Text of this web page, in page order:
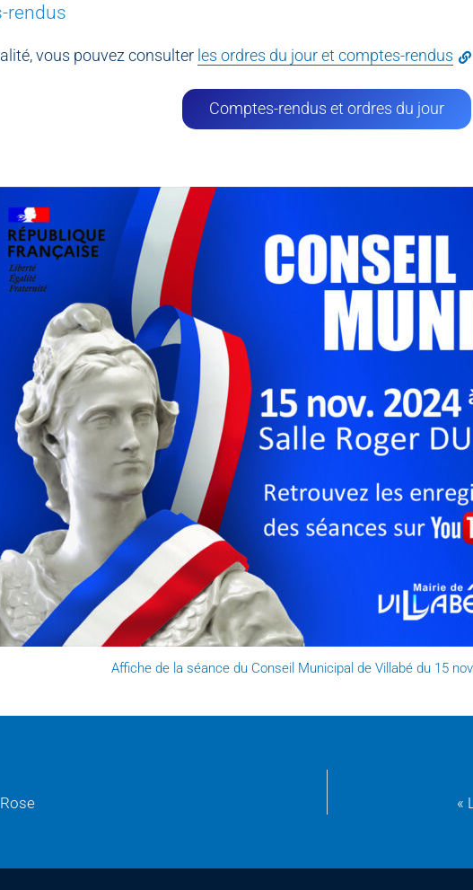
rendus
vous pouvez consulter les ordres du jour et comptes-rendus
Comptes-rendus et ordres du jour
Affiche de la séance du Conseil Municipal de Villabé du 15
«